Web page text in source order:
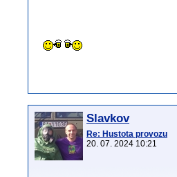
Slavkov
Re: Hustota provozu
20. 07. 2024 10:21